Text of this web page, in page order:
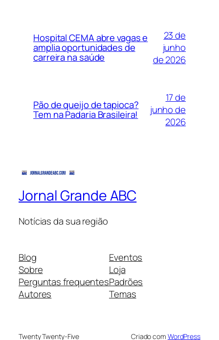
Hospital CEMA abre vagas e
amplia oportunidades de
carreira na saúde
23 de
junho
de 2026
Pão de queijo de tapioca?
Tem na Padaria Brasileira!
17 de
junho de
2026
Jornal Grande ABC
Notícias da sua região
Blog
Sobre
Perguntas frequentes
Autores
Eventos
Loja
Padrões
Temas
Twenty Twenty-Five Criado com WordPress